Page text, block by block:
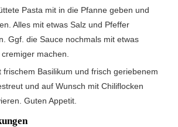
Alles mit etwas Salz und Pfeffer
Ggf. die Sauce nochmals mit etwas
machen.
und auf Wunsch mit Chiliflocken
Guten Appetit.